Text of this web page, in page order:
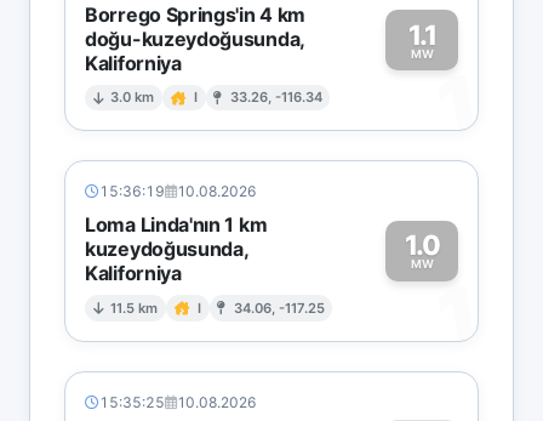
Borrego Springs'in 4 km
doğu-kuzeydoğusunda,
Kaliforniya
3.0 km I 33.26, -116.34
1.1
MW
1
15:36:19 10.08.2026
Loma Linda'nın 1 km
kuzeydoğusunda,
Kaliforniya
11.5 km I 34.06, -117.25
1.0
MW
1
15:35:25 10.08.2026